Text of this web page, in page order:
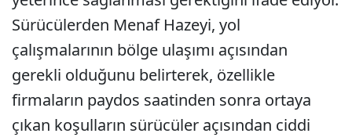
Sürücülerden Menaf Hazeyi, yol
çalışmalarının bölge ulaşımı açısından
gerekli olduğunu belirterek, özellikle
firmaların paydos saatinden sonra ortaya
çıkan koşulların sürücüler açısından ciddi